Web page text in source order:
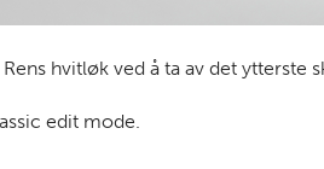
Rens hvitløk ved å ta av det ytterste
edit mode.